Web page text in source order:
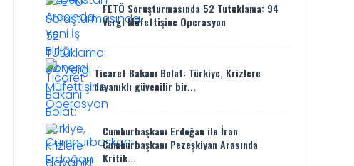
FETÖ Soruşturmasında 52 Tutuklama: 94
Vergi Müfettişine Operasyon
Ticaret Bakanı Bolat: Türkiye, Krizlere
dayanıklı güvenilir bir...
Cumhurbaşkanı Erdoğan ile İran
Cumhurbaşkanı Pezeşkiyan Arasında
Kritik...